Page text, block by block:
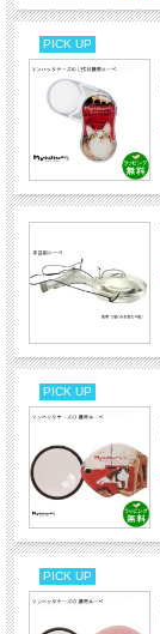
PICK UP
PICK UP
PICK UP